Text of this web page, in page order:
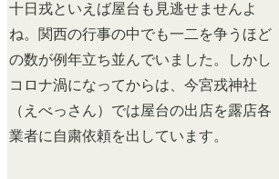
十日戎といえば屋台も見逃せませんよ
ね。関西の行事の中でも一二を争うほど
の数が例年立ち並んでいました。しかし
コロナ渦になってからは、今宮戎神社
（えべっさん）では屋台の出店を露店各
業者に自粛依頼を出しています。